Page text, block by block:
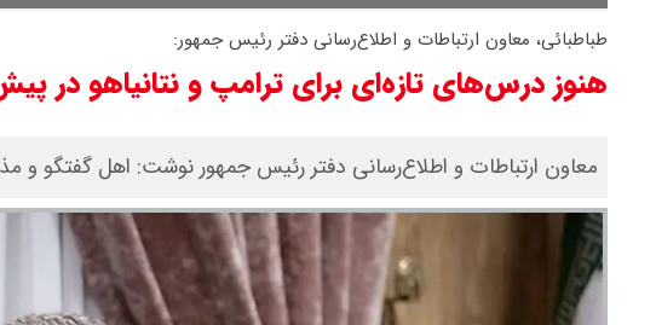
طباطبائی، معاون ارتباطات و اطلاع‌رسانی دفتر رئیس جمهور:
هنوز درس‌های تازه‌ای برای ترامپ و نتانیاهو در
معاون ارتباطات و اطلاع‌رسانی دفتر رئیس جمهور نوشت: اهل گفتگو و